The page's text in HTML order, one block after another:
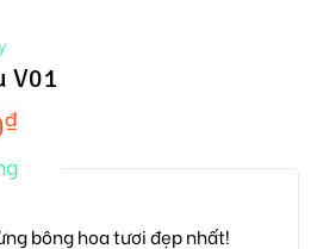
V01
₫
bông hoa tươi đẹp nhất!